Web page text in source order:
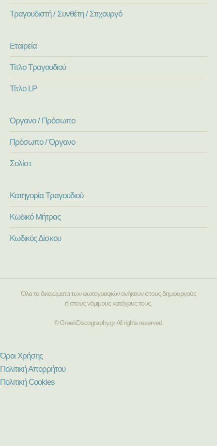
Τραγουδιστή / Συνθέτη / Στιχουργό
Εταιρεία
Τίτλο Τραγουδιού
Τίτλο LP
Όργανο / Πρόσωπο
Πρόσωπο / Όργανο
Σολίστ
Κατηγορία Τραγουδιού
Κωδικό Μήτρας
Κωδικός Δίσκου
Όλα τα δικαιώματα των φωτογραφιών ανήκουν στους δημιουργούς
ή στους νόμιμους κατόχους τους.
© GreekDiscography.gr All rights reserved.
Όροι Χρήσης
Πολιτική Απορρήτου
Πολιτική Cookies